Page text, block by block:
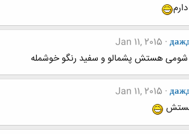
Jan 11, 2015
شومی هستش پشمالو و سفید رنگو خوشمله
Jan 11, 2015